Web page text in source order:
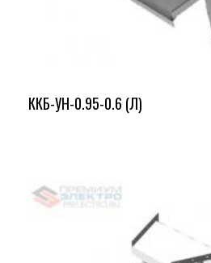
ККБ-УН-0.95-0.6 (Л)